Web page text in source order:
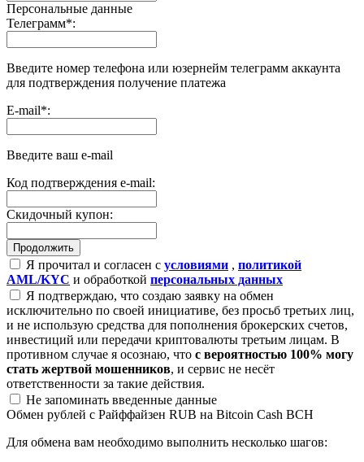
Персональные данные
Телеграмм*:
Введите номер телефона или юзернейм телеграмм аккаунта
для подтверждения получение платежа
E-mail*:
Введите ваш e-mail
Код подтверждения e-mail:
Скидочный купон:
Я прочитал и согласен с условиями , политикой
AML/KYC и обработкой персональных данных
Я подтверждаю, что создаю заявку на обмен
исключительно по своей инициативе, без просьб третьих лиц,
и не использую средства для пополнения брокерских счетов,
инвестиций или передачи криптовалюты третьим лицам. В
противном случае я осознаю, что с вероятностью 100% могу
стать жертвой мошенников, и сервис не несёт
ответственности за такие действия.
Не запоминать введенные данные
Обмен рублей с Райффайзен RUB на Bitcoin Cash BCH
Для обмена вам необходимо выполнить несколько шагов: